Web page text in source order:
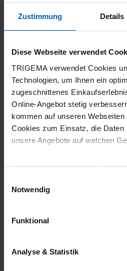
Zustimmung Details
Diese Webseite verwendet
TRIGEMA verwendet Cookies
Technologien, um Ihnen ein
zugeschnittenes
Online-Angebot stetig
kommen auf unseren
Cookies zum Einsatz, die Daten
unsere Angebote auf welchen
Technisch erforderliche Cookies
grundlegende Funktionen wie
gewährleisten.
Für die Darstellung
und Inhalte aufgrund Ihres
Notwendig
Funktional
Analyse & Statistik
Gut
Passform super. Leider
Elastan die Tendenz